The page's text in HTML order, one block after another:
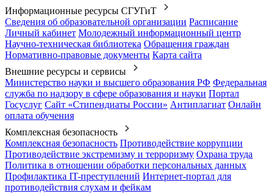
Информационные ресурсы СГУГиТ
Сведения об образовательной организации Расписание
Личный кабинет Молодежный информационный центр
Научно-техническая библиотека Обращения граждан
Нормативно-правовые документы Карта сайта
Внешние ресурсы и сервисы
Министерство науки и высшего образования РФ Федеральная
служба по надзору в сфере образования и науки Портал
Госуслуг Сайт «Стипендиаты России» Антиплагиат Онлайн
оплата обучения
Комплексная безопасность
Комплексная безопасность Противодействие коррупции
Противодействие экстремизму и терроризму Охрана труда
Политика в отношении обработки персональных данных
Профилактика IT-преступлений Интернет-портал для
противодействия слухам и фейкам